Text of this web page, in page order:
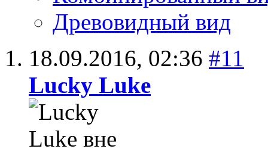
Древовидный вид
18.09.2016, 02:36 #11
Lucky Luke